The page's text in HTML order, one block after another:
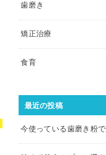
歯磨き
矯正治療
食育
最近の投稿
今使っている歯磨き粉